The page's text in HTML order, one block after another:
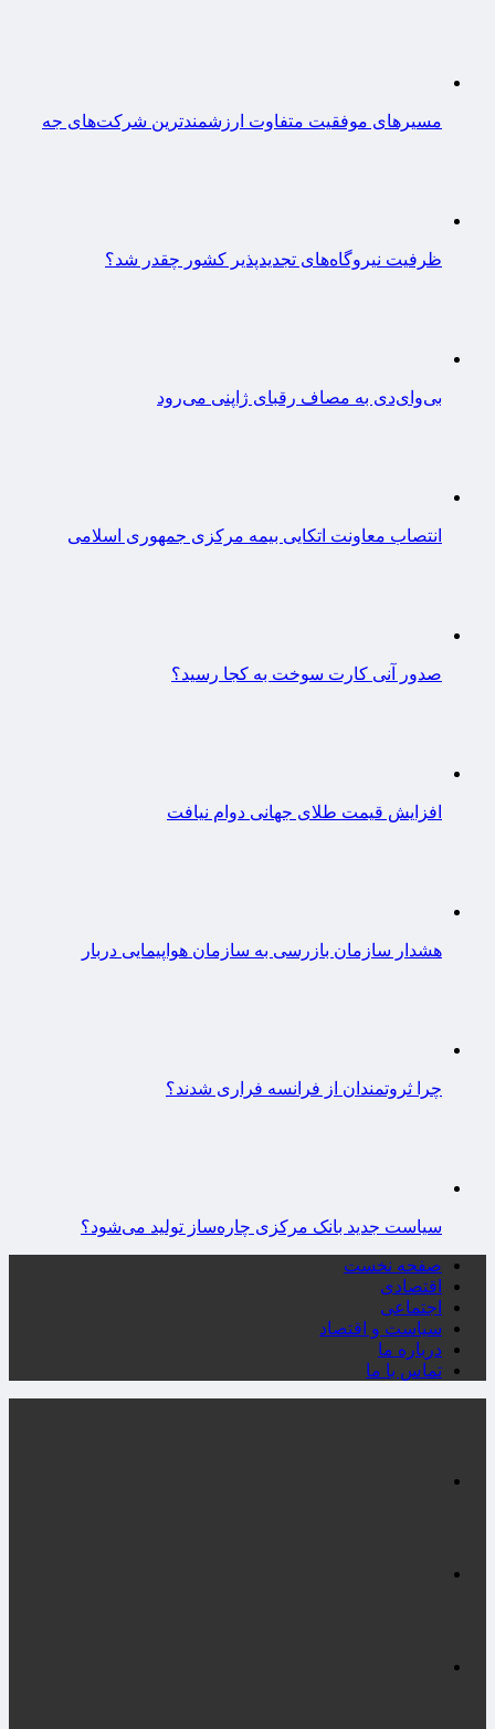
مسیرهای موفقیت متفاوت ارزشمندترین شرکت‌های جه
ظرفیت نیروگاه‌های تجدیدپذیر کشور چقدر شد؟
بی‌وای‌دی به مصاف رقبای ژاپنی می‌رود
انتصاب معاونت اتکایی بیمه مرکزی جمهوری اسلامی
صدور آنی کارت سوخت به کجا رسید؟
افزایش قیمت طلای جهانی دوام نیافت
هشدار سازمان بازرسی به سازمان هواپیمایی دربار
چرا ثروتمندان از فرانسه فراری شدند؟
سیاست جدید بانک مرکزی چاره‌ساز تولید می‌شود؟
صفحه نخست
اقتصادی
اجتماعی
سیاست و اقتصاد
درباره ما
تماس با ما